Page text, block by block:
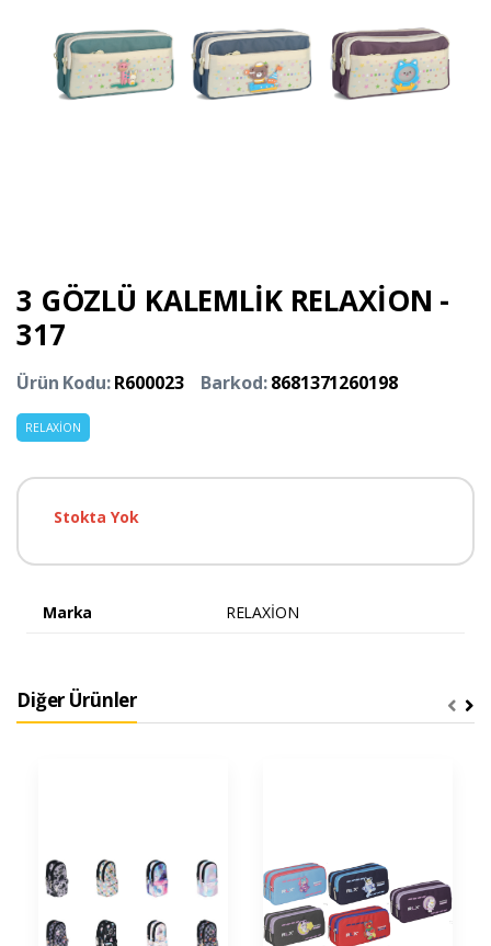
3 GÖZLÜ KALEMLİK RELAXİON -
317
Ürün Kodu:R600023 Barkod:8681371260198
RELAXİON
Stokta Yok
Marka RELAXİON
Diğer Ürünler